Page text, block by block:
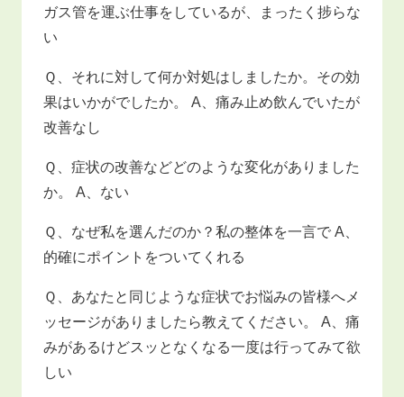
ガス管を運ぶ仕事をしているが、まったく捗らな
い
Ｑ、それに対して何か対処はしましたか。その効
果はいかがでしたか。 A、痛み止め飲んでいたが
改善なし
Ｑ、症状の改善などどのような変化がありました
か。 A、ない
Ｑ、なぜ私を選んだのか？私の整体を一言で A、
的確にポイントをついてくれる
Ｑ、あなたと同じような症状でお悩みの皆様へメ
ッセージがありましたら教えてください。 A、痛
みがあるけどスッとなくなる一度は行ってみて欲
しい